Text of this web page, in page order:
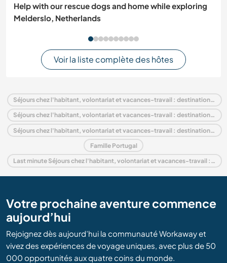
Help with our rescue dogs and home while exploring
Melderslo, Netherlands
Voir la liste complète des hôtes
Séjours chez l'habitant, volontariat et vacances-travail : destination Portugal
Séjours chez l'habitant, volontariat et vacances-travail : destination Europe
Séjours chez l'habitant, volontariat et vacances-travail : destination Algarve
Famille Portugal
Last minute Séjours chez l'habitant, volontariat et vacances-travail : destination Portugal
Votre prochaine aventure commence
aujourd’hui
Rejoignez dès aujourd’hui la communauté Workaway et
vivez des expériences de voyage uniques, avec plus de 50
000 opportunités aux quatre coins du monde.